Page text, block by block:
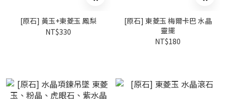
[原石] 黃玉+東菱玉 鳳梨
NT$330
[原石] 東菱玉 梅爾卡巴 水晶
靈擺
NT$180